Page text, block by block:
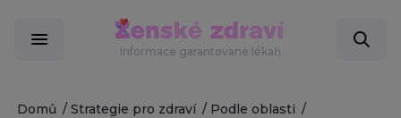
Informace garantované lékaři
Domů Strategie pro zdraví
Podle oblasti